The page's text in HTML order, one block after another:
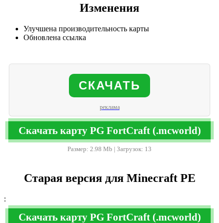
Изменения
Улучшена производительность карты
Обновлена ​​ссылка
СКАЧАТЬ
реклама
Скачать карту PG FortCraft (.mcworld)
Размер: 2.98 Mb | Загрузок: 13
Старая версия для Minecraft PE
:
Скачать карту PG FortCraft (.mcworld)